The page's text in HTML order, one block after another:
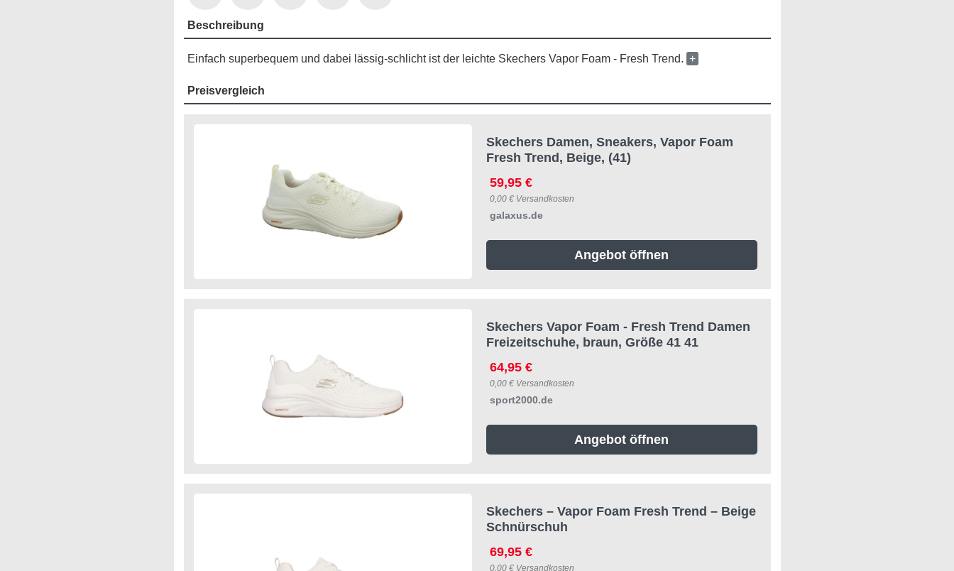
Beschreibung
Einfach superbequem und dabei lässig-schlicht ist der leichte Skechers Vapor Foam - Fresh Trend. +
Preisvergleich
Skechers Damen, Sneakers, Vapor Foam
Fresh Trend, Beige, (41)
59,95 €
0,00 € Versandkosten
galaxus.de
Angebot öffnen
Skechers Vapor Foam - Fresh Trend Damen
Freizeitschuhe, braun, Größe 41 41
64,95 €
0,00 € Versandkosten
sport2000.de
Angebot öffnen
Skechers – Vapor Foam Fresh Trend – Beige
Schnürschuh
69,95 €
0,00 € Versandkosten